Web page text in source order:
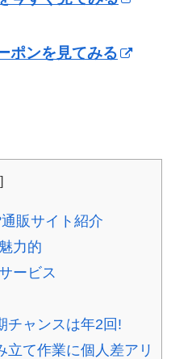
ポンを見てみる
]
販サイト紹介
力的
ービス
チャンスは年2回!
立て作業に個人差アリ